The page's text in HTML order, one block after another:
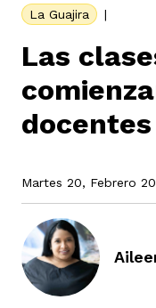
La Guajira |
Las
docentes
Martes 20, Febrero
del Cesar
étnicos
Codazzi
Consonante